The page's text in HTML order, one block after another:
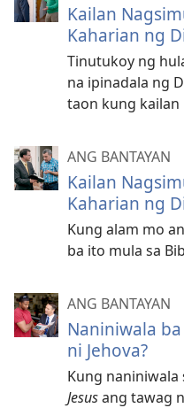
Kailan
Kaharian ng
Tinutukoy ng
na ipinadala ng
taon kung kailan
ANG BANTAYAN
Kailan
Kaharian ng
Kung alam mo
ba ito mula sa
ANG BANTAYAN
Naniniwala ba
ni Jehova?
Kung naniniwala
Jesusang tawag